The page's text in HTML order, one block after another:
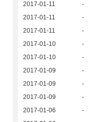
2017-01-11
-
2017-01-11
-
2017-01-11
-
2017-01-10
-
2017-01-10
-
2017-01-09
-
2017-01-09
-
2017-01-09
-
2017-01-06
-